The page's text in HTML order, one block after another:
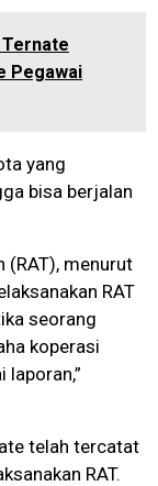
Ternate
Pegawai
yang
bisa berjalan
(RAT), menurut
RAT
seorang
koperasi
laporan,”
telah tercatat
RAT.